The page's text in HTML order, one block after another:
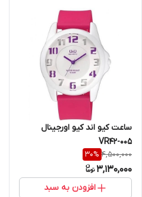
ساعت کیو اند کیو اورجینال
VR42-005
4,500,000
30%
3,130,000
افزودن به سبد